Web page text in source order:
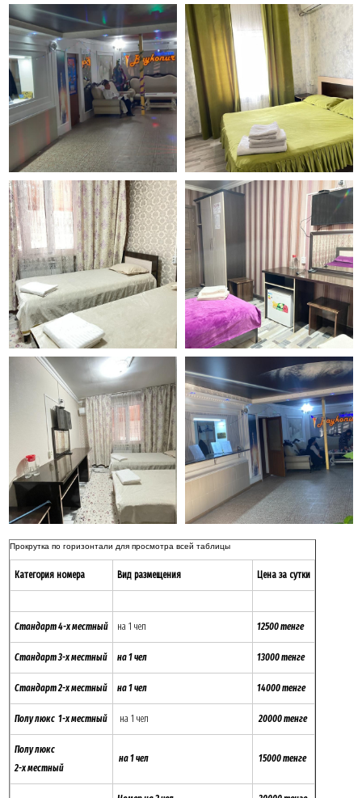
Категория номера Вид размещения Цена за сутки
Стандарт 4-х местный на 1 чел 12500 тенге
Стандарт 3-х местный на 1 чел 13000 тенге
Стандарт 2-х местный на 1 чел 14000 тенге
Полу люкс 1-х местный на 1 чел 20000 тенге
Полу люкс
2-х местный
на 1 чел 15000 тенге